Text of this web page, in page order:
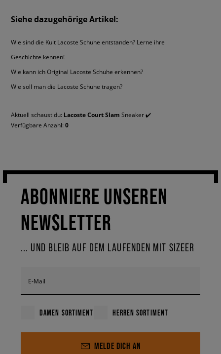
also ein Fan des mit einer Note Eleganz verfeinerten, lässigen Styles
Siehe dazugehörige Artikel:
Wie sind die Kult Lacoste Schuhe entstanden? Lerne ihre
Geschichte kennen!
Wie kann ich Original Lacoste Schuhe erkennen?
Wie soll man die Lacoste Schuhe tragen?
Aktuell schaust du: Lacoste Court Slam Sneaker ✔️
Verfügbare Anzahl: 0
ABONNIERE UNSEREN
NEWSLETTER
... UND BLEIB AUF DEM LAUFENDEN MIT SIZEER
E-Mail
DAMEN SORTIMENT HERREN SORTIMENT
MELDE DICH AN